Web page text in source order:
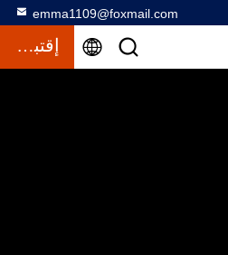
emma1109@foxmail.com
إقتباس